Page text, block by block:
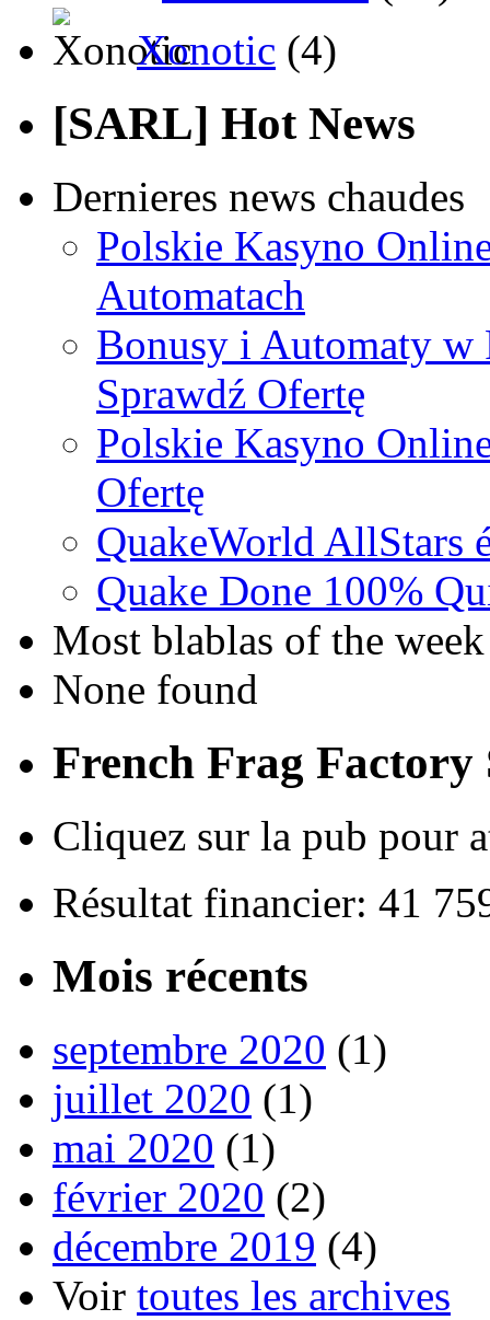
Xonotic (4)
[SARL] Hot News
Dernieres news chaudes
Polskie Kasyno
Automatach
Bonusy i Automaty w
Sprawdź Ofertę
Polskie Kasyno
Ofertę
QuakeWorld AllStars
Quake Done 100%
Most blablas of the week
None found
French Frag Factory
Cliquez sur la pub pour
Résultat financier: 41
Mois récents
septembre 2020 (1)
juillet 2020 (1)
mai 2020 (1)
février 2020 (2)
décembre 2019 (4)
Voir toutes les archives